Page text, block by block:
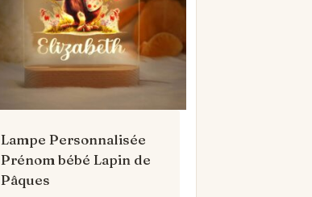
Lampe Personnalisée
Prénom bébé Lapin de
Pâques